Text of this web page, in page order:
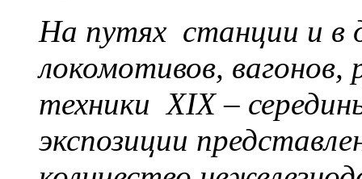
На путях станции и в
локомотивов,
техники XIX –
экспозиции